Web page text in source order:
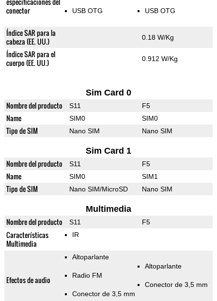
conector
USB OTG USB OTG
Índice SAR para la
cabeza (EE. UU.)
0.18 W/Kg
Índice SAR para el
cuerpo (EE. UU.)
0.912 W/Kg
Sim Card 0
Nombre del producto S11 F5
Name SIM0 SIM0
Tipo de SIM Nano SIM Nano SIM
Sim Card 1
Nombre del producto S11 F5
Name SIM0 SIM1
Tipo de SIM Nano SIM/MicroSD Nano SIM
Multimedia
Nombre del producto S11 F5
Características
Multimedia
IR
Efectos de audio
Altoparlante
Radio FM
Conector de 3,5 mm
Altoparlante
Conector de 3,5 mm